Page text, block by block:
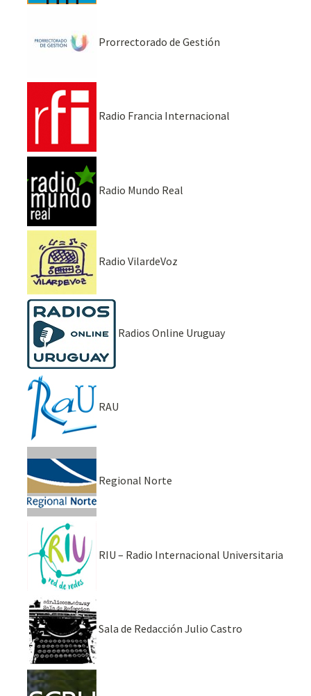
Prorrectorado de Gestión
Radio Francia Internacional
Radio Mundo Real
Radio VilardeVoz
Radios Online Uruguay
RAU
Regional Norte
RIU – Radio Internacional Universitaria
Sala de Redacción Julio Castro